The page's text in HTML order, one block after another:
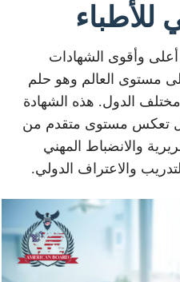
للأطباء
أعلى وأقوى الشهادات
مستوى العالم وهو حلم
الدول. هذه الشهادة
بل تعكس مستوى متقدم من
والانضباط المهني
والاعتراف الدولي.